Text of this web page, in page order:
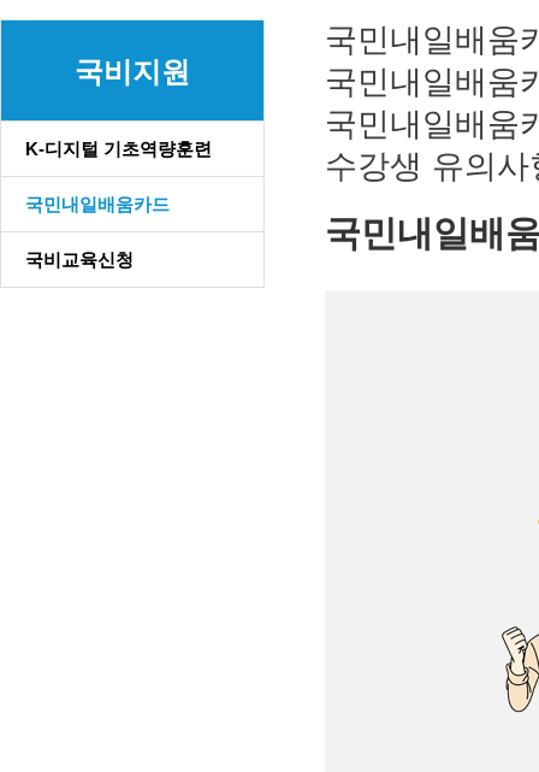
국비지원
K-디지털 기초역량훈련
국민내일배움카드
국비교육신청
국민내일배움
국민내일배움
국민내일배움
수강생 유의사
국민내일배